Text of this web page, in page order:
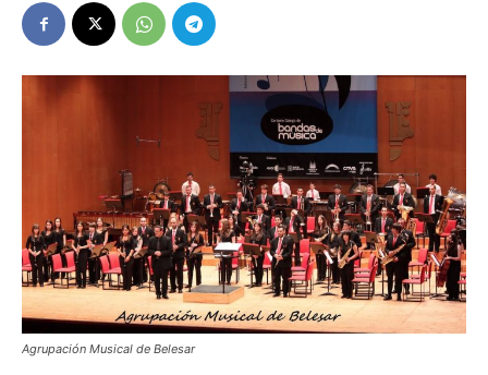
Agrupación Musical de Belesar